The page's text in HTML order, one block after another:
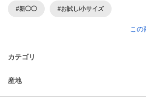
#新◯◯ #お試し/小サイズ
この
カテゴリ
産地